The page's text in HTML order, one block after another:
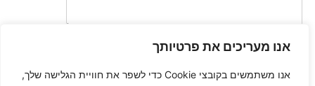
אנו מעריכים את פרטיותך
אנו משתמשים בקובצי Cookie כדי לשפר את חוויית הגלישה שלך,